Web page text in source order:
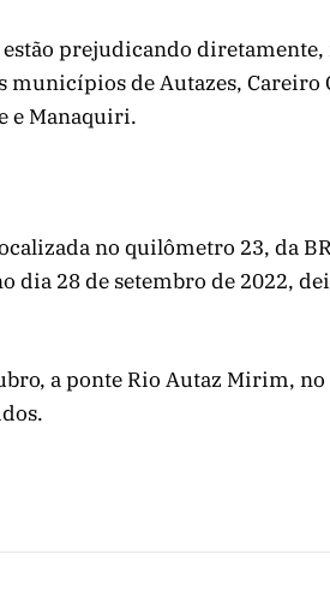
estão prejudicando diretamente,
municípios de Autazes, Careiro
e Manaquiri.
no quilômetro 23, da
dia 28 de setembro de 2022,
a ponte Rio Autaz Mirim,